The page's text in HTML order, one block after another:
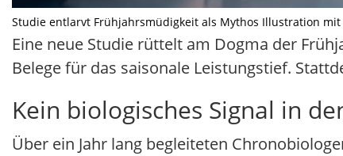
Studie entlarvt Frühjahrsmüdigkeit als Mythos Illustration
Eine neue Studie rüttelt am Dogma der
Belege für das saisonale Leistungstief.
Kein biologisches Signal in
Über ein Jahr lang begleiteten